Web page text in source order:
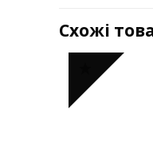
Схожі